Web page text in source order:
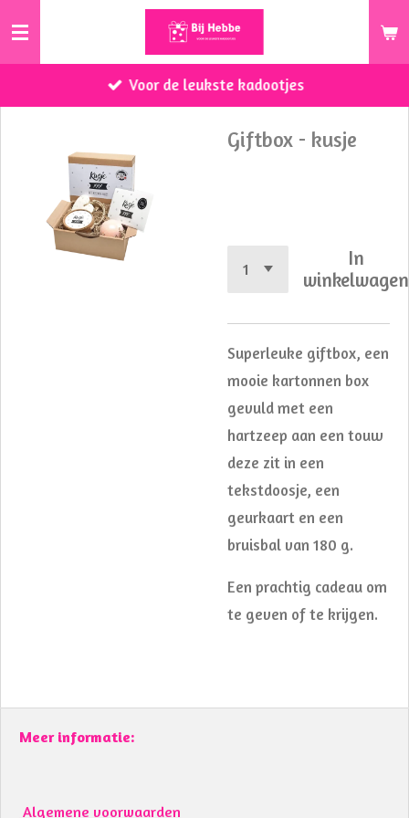
Ga
de
Voor de leukste kadootjes
Giftbox - kusje
In
winkelwagen
Superleuke giftbox, een
mooie kartonnen box
gevuld met een
hartzeep aan een touw
deze zit in een
tekstdoosje, een
geurkaart en een
bruisbal van 180 g.
Een prachtig cadeau om
te geven of te krijgen.
Meer informatie:
Algemene voorwaarden